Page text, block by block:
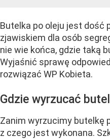
Butelka po oleju jest dość
zjawiskiem dla osób
nie wie końca, gdzie taką
Wyjaśnić sprawę
rozwiązać WP Kobieta.
Gdzie wyrzucać
Zanim wyrzucimy butelkę
z czego jest wykonana.